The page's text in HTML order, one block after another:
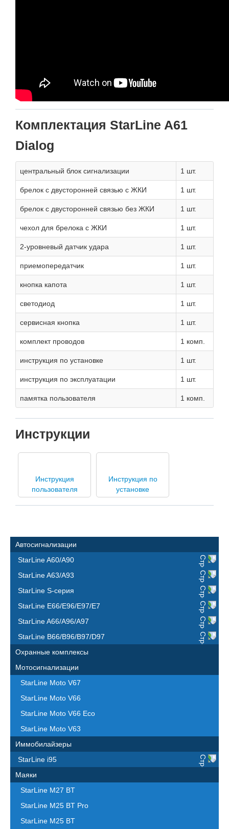
Комплектация StarLine A61
Dialog
центральный блок сигнализации 1 шт.
брелок с двусторонней связью с ЖКИ 1 шт.
брелок с двусторонней связью без ЖКИ 1 шт.
чехол для брелока с ЖКИ 1 шт.
2-уровневый датчик удара 1 шт.
приемопередатчик 1 шт.
кнопка капота 1 шт.
светодиод 1 шт.
сервисная кнопка 1 шт.
комплект проводов 1 комп.
инструкция по установке 1 шт.
инструкция по эксплуатации 1 шт.
памятка пользователя 1 комп.
Инструкции
Инструкция
пользователя
Инструкция по
установке
Автосигнализации
StarLine A60/A90
StarLine A63/A93
StarLine S-серия
StarLine E66/E96/E97/E7
StarLine A66/A96/A97
StarLine B66/B96/B97/D97
Охранные комплексы
Мотосигнализации
StarLine Moto V67
StarLine Moto V66
StarLine Moto V66 Eco
StarLine Moto V63
Иммобилайзеры
StarLine i95
Маяки
StarLine M27 BT
StarLine M25 BT Pro
StarLine M25 BT